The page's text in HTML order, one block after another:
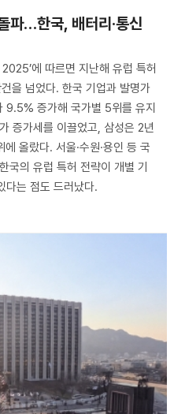
파…한국, 배터리·통신
에 따르면 지난해 유럽 특허
을 넘었다. 한국 기업과 발명가
증가해 국가별 5위를 유지
증가세를 이끌었고, 삼성은 2년
올랐다. 서울·수원·용인 등 국
국의 유럽 특허 전략이 개별 기
다는 점도 드러났다.